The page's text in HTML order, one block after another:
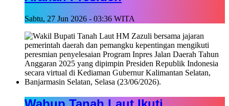
Sabtu, 27 Jun 2026 - 03:36 WITA